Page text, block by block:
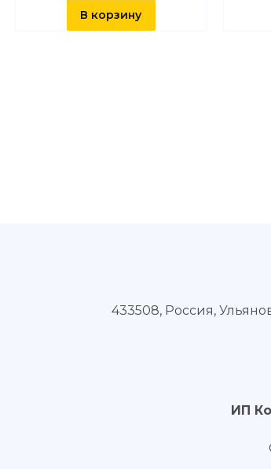
В корзину
433508, Россия,
ИП